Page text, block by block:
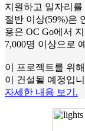
지원하고 일자리
절반 이상(59%)은
용은 OC Go에서
7,000명 이상으로
이 프로젝트를 위
이 건설될 예정입
자세한 내용 보기.